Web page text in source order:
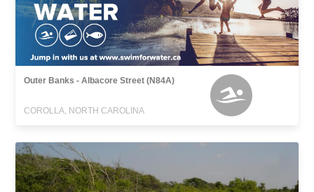
Outer Banks - Albacore Street (N84A)
COROLLA, NORTH CAROLINA